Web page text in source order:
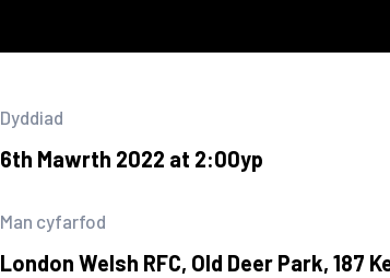
Dyddiad
6th Mawrth 2022 at 2:00yp
Man cyfarfod
London Welsh RFC, Old Deer Park, 187